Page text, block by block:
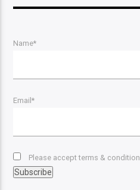
Name*
Email*
Please accept terms & condition